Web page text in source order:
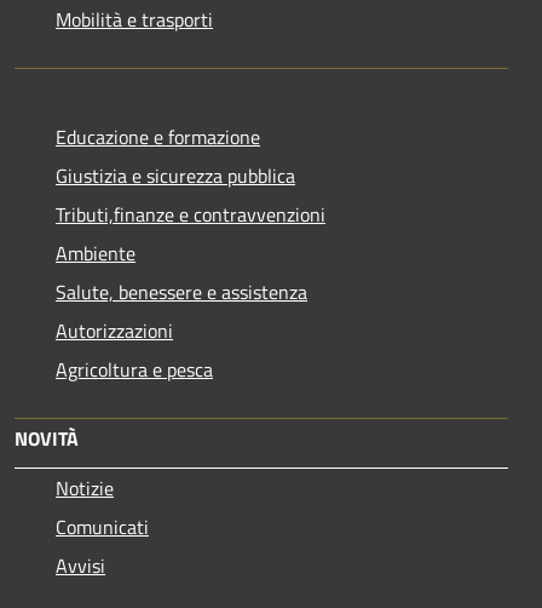
Mobilità e trasporti
Educazione e formazione
Giustizia e sicurezza pubblica
Tributi,finanze e contravvenzioni
Ambiente
Salute, benessere e assistenza
Autorizzazioni
Agricoltura e pesca
NOVITÀ
Notizie
Comunicati
Avvisi